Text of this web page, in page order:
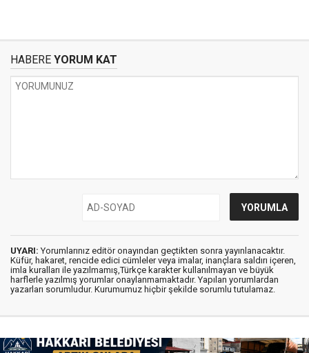
HABERE YORUM KAT
UYARI: Yorumlarınız editör onayından geçtikten sonra yayınlanacaktır.
Küfür, hakaret, rencide edici cümleler veya imalar, inançlara saldırı içeren,
imla kuralları ile yazılmamış,Türkçe karakter kullanılmayan ve büyük
harflerle yazılmış yorumlar onaylanmamaktadır. Yapılan yorumlardan
yazarları sorumludur. Kurumumuz hiçbir şekilde sorumlu tutulamaz.